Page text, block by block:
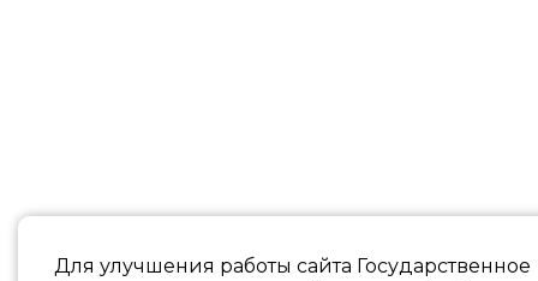
Для улучшения работы сайта Государственное